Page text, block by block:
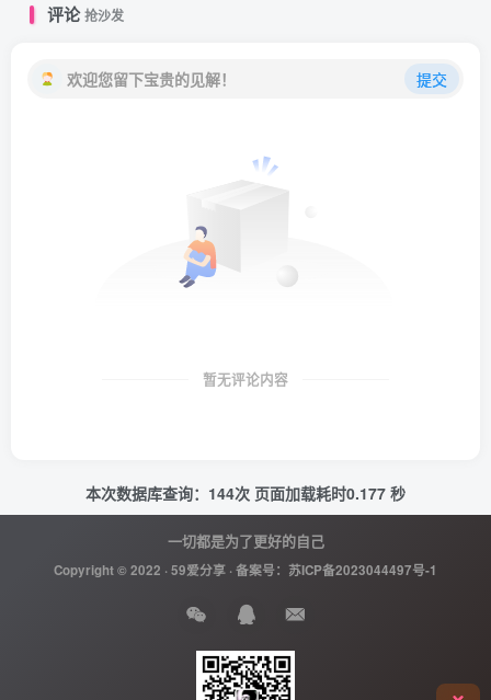
评论抢沙发
欢迎您留下宝贵的见解！ 提交
暂无评论内容
本次数据库查询：144次 页面加载耗时0.177 秒
一切都是为了更好的自己
Copyright © 2022 ·59爱分享 · 备案号： 苏ICP备2023044497号-1